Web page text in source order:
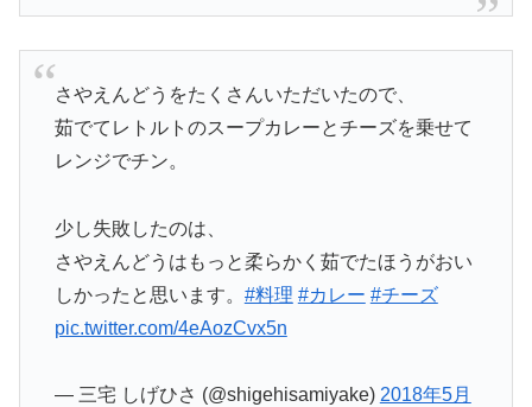
さやえんどうをたくさんいただいたので、
茹でてレトルトのスープカレーとチーズを乗せて
レンジでチン。
少し失敗したのは、
さやえんどうはもっと柔らかく茹でたほうがおい
しかったと思います。 #料理 #カレー #チーズ
pic.twitter.com/4eAozCvx5n
— 三宅 しげひさ (@shigehisamiyake) 2018年5月